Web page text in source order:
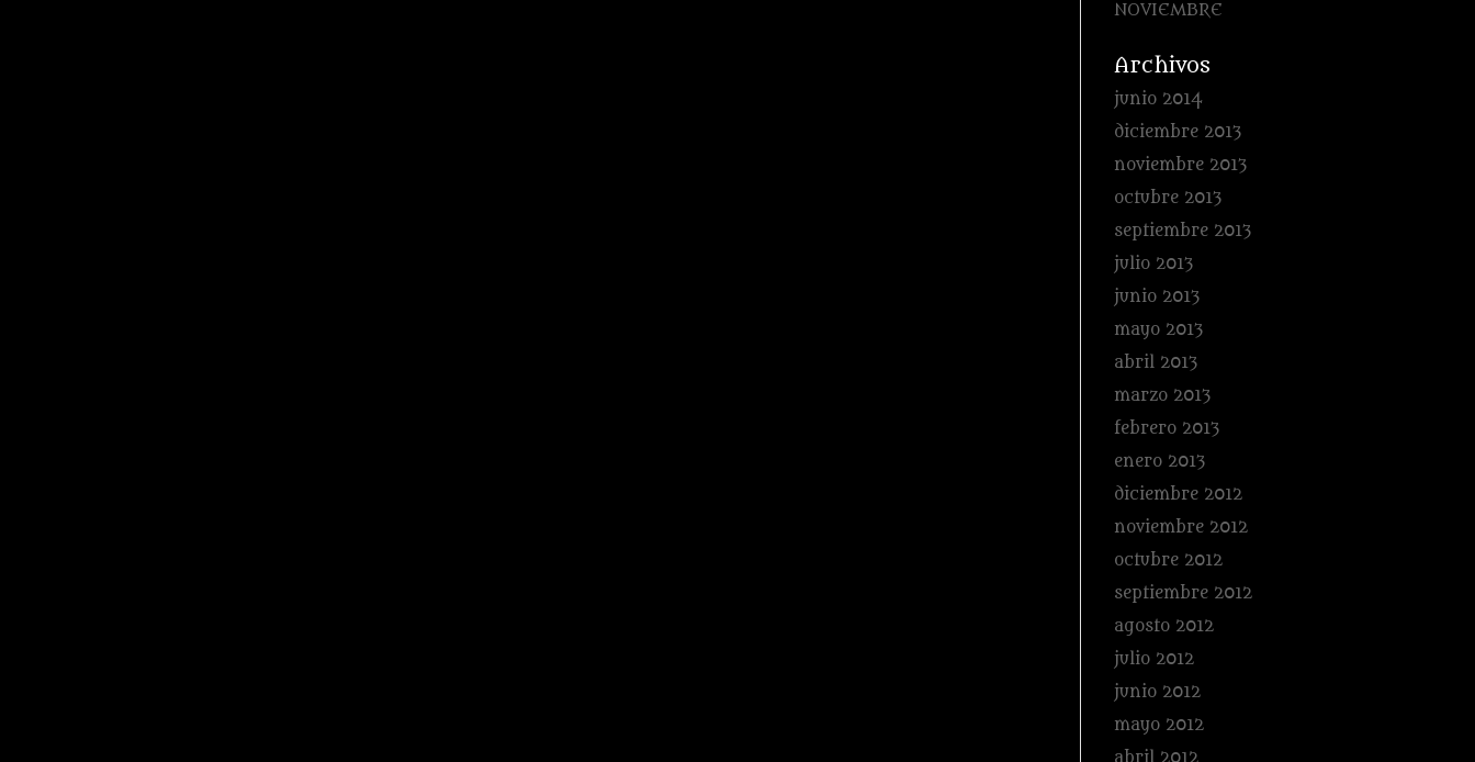
NOVIEMBRE
Archivos
junio 2014
diciembre 2013
noviembre 2013
octubre 2013
septiembre 2013
julio 2013
junio 2013
mayo 2013
abril 2013
marzo 2013
febrero 2013
enero 2013
diciembre 2012
noviembre 2012
octubre 2012
septiembre 2012
agosto 2012
julio 2012
junio 2012
mayo 2012
abril 2012